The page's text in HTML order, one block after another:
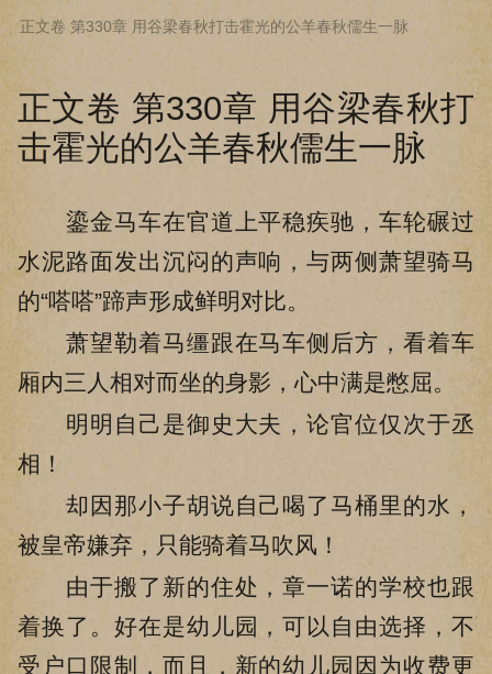
下拉阅读上一章
正文卷 第330章 用谷梁春秋打
击霍光的公羊春秋儒生一脉
鎏金马车在官道上平稳疾驰，车轮碾过
水泥路面发出沉闷的声响，与两侧萧望骑马
的“嗒嗒”蹄声形成鲜明对比。
萧望勒着马缰跟在马车侧后方，看着车
厢内三人相对而坐的身影，心中满是憋屈。
明明自己是御史大夫，论官位仅次于丞
相！
却因那小子胡说自己喝了马桶里的水，
被皇帝嫌弃，只能骑着马吹风！
由于搬了新的住处，章一诺的学校也跟
着换了。好在是幼儿园，可以自由选择，不
受户口限制，而且，新的幼儿园因为收费更
正文卷 第330章 用谷梁春秋打击霍光的公羊春秋儒生一脉